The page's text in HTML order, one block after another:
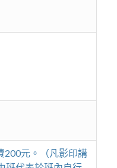
200元。（凡影印講